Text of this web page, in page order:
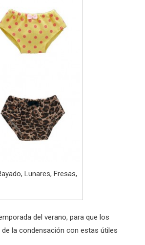
Lunares, Fresas,
del verano, para que los
la condensación con estas útiles